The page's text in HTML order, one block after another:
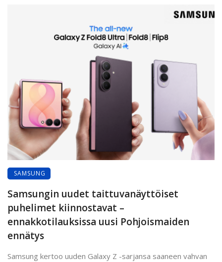
SAMSUNG
Samsungin uudet taittuvanäyttöiset
puhelimet kiinnostavat –
ennakkotilauksissa uusi Pohjoismaiden
ennätys
Samsung kertoo uuden Galaxy Z -sarjansa saaneen vahvan